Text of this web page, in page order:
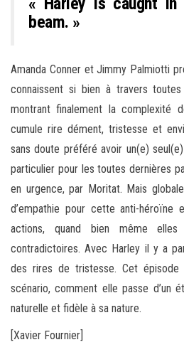
beam. »
Amanda Conner et Jimmy Palmiotti
connaissent si bien à travers
montrant finalement la complexité
cumule rire dément, tristesse et
sans doute préféré avoir un(e)
particulier pour les toutes dernières
en urgence, par Moritat. Mais
d’empathie pour cette anti-
actions, quand bien même elles
contradictoires. Avec Harley il y a
des rires de tristesse. Cet épisode
scénario, comment elle passe d’un
naturelle et fidèle à sa nature.
[Xavier Fournier]